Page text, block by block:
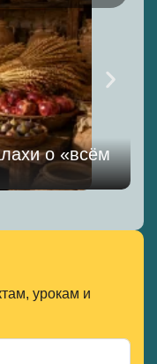
о «всём
урокам и